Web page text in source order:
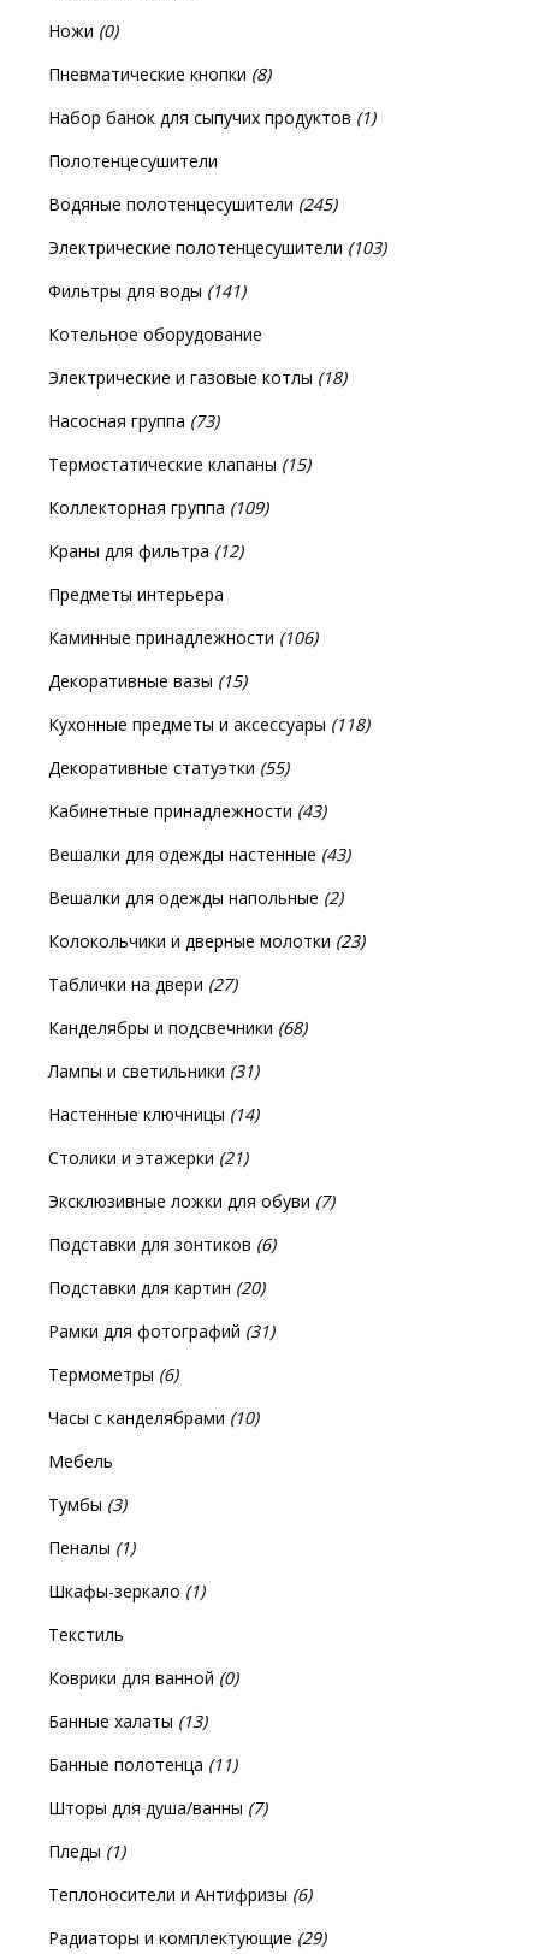
Ножи (0)
Пневматические кнопки (8)
Набор банок для сыпучих продуктов (1)
Полотенцесушители
Водяные полотенцесушители (245)
Электрические полотенцесушители (103)
Фильтры для воды (141)
Котельное оборудование
Электрические и газовые котлы (18)
Насосная группа (73)
Термостатические клапаны (15)
Коллекторная группа (109)
Краны для фильтра (12)
Предметы интерьера
Каминные принадлежности (106)
Декоративные вазы (15)
Кухонные предметы и аксессуары (118)
Декоративные статуэтки (55)
Кабинетные принадлежности (43)
Вешалки для одежды настенные (43)
Вешалки для одежды напольные (2)
Колокольчики и дверные молотки (23)
Таблички на двери (27)
Канделябры и подсвечники (68)
Лампы и светильники (31)
Настенные ключницы (14)
Столики и этажерки (21)
Эксклюзивные ложки для обуви (7)
Подставки для зонтиков (6)
Подставки для картин (20)
Рамки для фотографий (31)
Термометры (6)
Часы с канделябрами (10)
Мебель
Тумбы (3)
Пеналы (1)
Шкафы-зеркало (1)
Текстиль
Коврики для ванной (0)
Банные халаты (13)
Банные полотенца (11)
Шторы для душа/ванны (7)
Пледы (1)
Теплоносители и Антифризы (6)
Радиаторы и комплектующие (29)